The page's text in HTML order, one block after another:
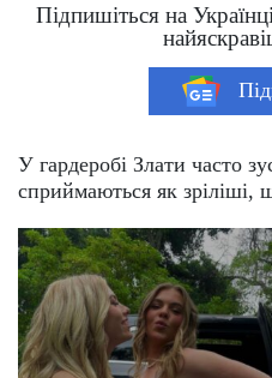
Підпишіться на
У гардеробі Злати часто
сприймаються як зріліші,